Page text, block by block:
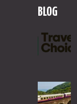
BLOG